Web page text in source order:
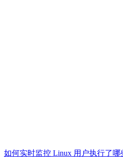
如何实时监控 Linux 用户执行了哪